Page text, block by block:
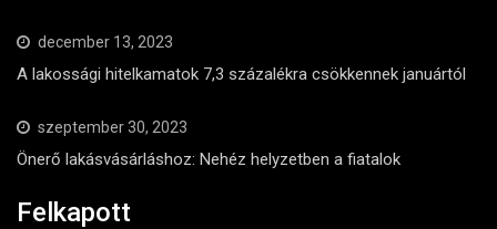
december 13, 2023
A lakossági hitelkamatok 7,3 százalékra csökkennek januártól
szeptember 30, 2023
Önerő lakásvásárláshoz: Nehéz helyzetben a fiatalok
Felkapott